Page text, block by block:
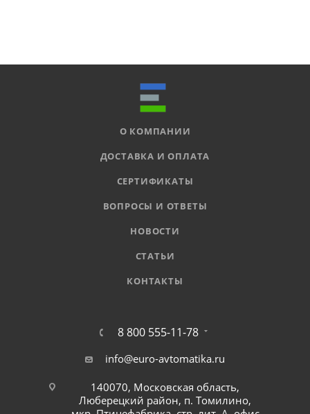
О КОМПАНИИ
ДОСТАВКА И ОПЛАТА
СЕРТИФИКАТЫ
ВОПРОСЫ И ОТВЕТЫ
НОВОСТИ
СТАТЬИ
КОНТАКТЫ
8 800 555-11-78
info@euro-avtomatika.ru
140070, Московская область,
Люберецкий район, п. Томилино,